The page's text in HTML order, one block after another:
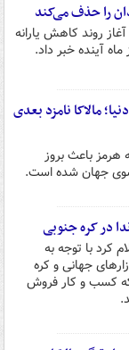
را حذف می‌کند
روند کاهش یارانه
آینده خبر داد.
مالاکا نامزد بعدی
هرمز باعث بروز
جهان شده است.
در کره جنوبی
کرد با توجه به
جهانی و کره
کسب و کار فروش